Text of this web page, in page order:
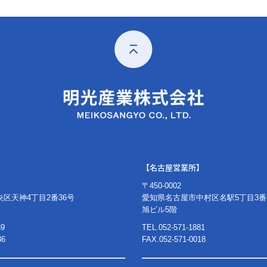
区天神4丁目2番36号
【名古屋営業所】
〒450-0002
愛知県名古屋市中村区名駅5丁目3
旭ビル5階
TEL. 052-571-1881
FAX.052-571-0018